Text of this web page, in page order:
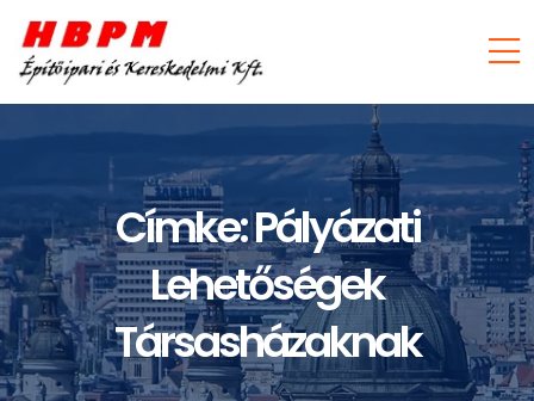
Címke:Pályázati
Lehetőségek
Társasházaknak